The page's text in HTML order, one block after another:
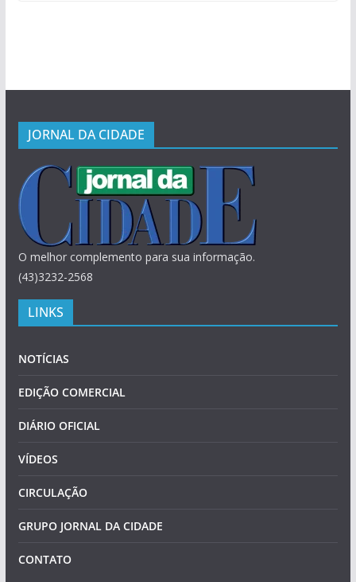
JORNAL DA CIDADE
O melhor complemento para sua informação.
(43)3232-2568
LINKS
NOTÍCIAS
EDIÇÃO COMERCIAL
DIÁRIO OFICIAL
VÍDEOS
CIRCULAÇÃO
GRUPO JORNAL DA CIDADE
CONTATO